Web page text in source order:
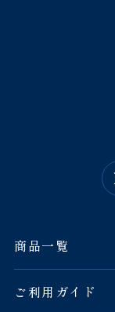
商品一覧
ご利用ガイド